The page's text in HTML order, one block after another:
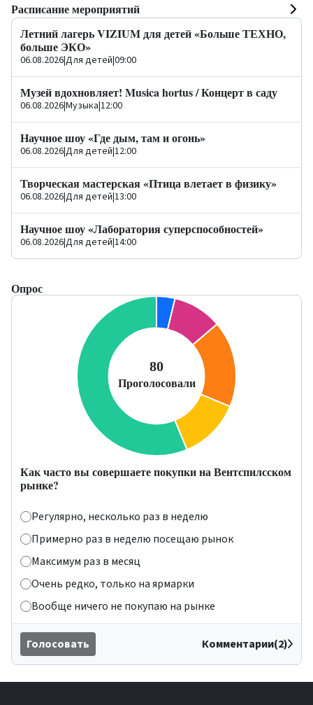
Расписание мероприятий
Летний лагерь VIZIUM для детей «Больше ТЕХНО,
больше ЭКО»
06.08.2026|Для детей|09:00
Музей вдохновляет! Musica hortus / Концерт в саду
06.08.2026|Музыка|12:00
Научное шоу «Где дым, там и огонь»
06.08.2026|Для детей|12:00
Творческая мастерская «Птица влетает в физику»
06.08.2026|Для детей|13:00
Научное шоу «Лаборатория суперспособностей»
06.08.2026|Для детей|14:00
Опрос
Как часто вы совершаете покупки на Вентспилсском
рынке?
Регулярно, несколько раз в неделю
Примерно раз в неделю посещаю рынок
Максимум раз в месяц
Очень редко, только на ярмарки
Вообще ничего не покупаю на рынке
Голосовать Комментарии(2)